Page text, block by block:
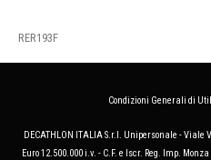
RER193F
Condizioni Generali di
DECATHLON ITALIA S.r.l. Unipersonale - Viale
Euro 12.500.000 i.v. - C.F. e Iscr. Reg. Imp.